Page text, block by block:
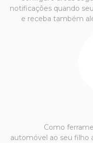
notificações quando
e receba também
Como
automóvel ao seu filho